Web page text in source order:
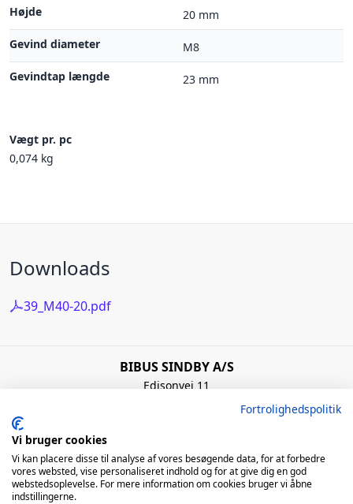
Højde
20 mm
Gevind diameter
M8
Gevindtap længde
23 mm
Vægt pr. pc
0,074 kg
Downloads
39_M40-20.pdf
BIBUS SINDBY A/S
Edisonvej 11
Åbningstider
Fortrolighedspolitik
Vi bruger cookies
Vi kan placere disse til analyse af vores besøgende data, for at forbedre
vores websted, vise personaliseret indhold og for at give dig en god
webstedsoplevelse. For mere information om cookies bruger vi åbne
indstillingerne.